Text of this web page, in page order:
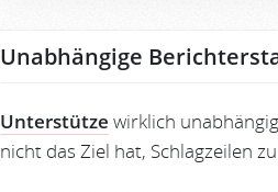
Unabhängige
Unterstütze wirklich
nicht das Ziel hat, Schlagzeilen